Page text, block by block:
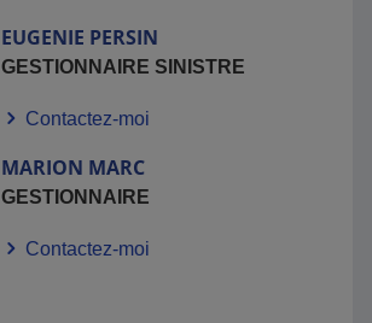
EUGENIE PERSIN
GESTIONNAIRE SINISTRE
Contactez-moi
MARION MARC
GESTIONNAIRE
Contactez-moi